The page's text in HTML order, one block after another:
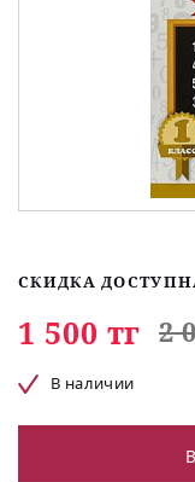
СКИДКА
1 500 тг 2
В наличии